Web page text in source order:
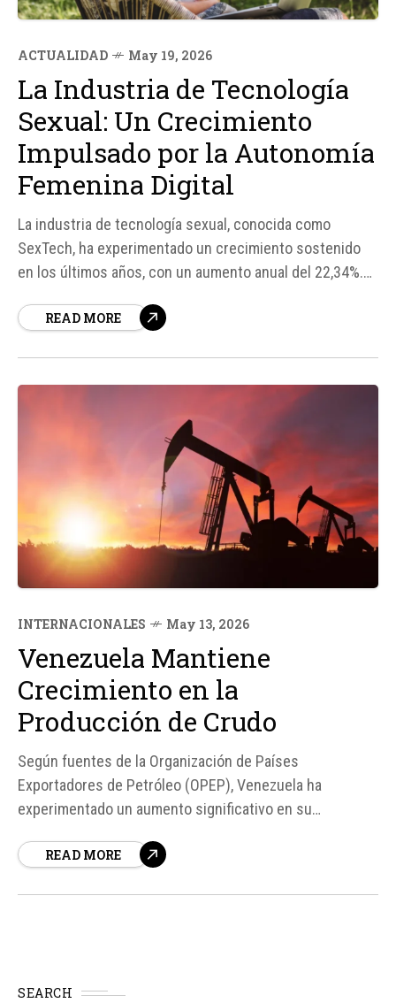
ACTUALIDAD May 19, 2026
La Industria de Tecnología
Sexual: Un Crecimiento
Impulsado por la Autonomía
Femenina Digital
La industria de tecnología sexual, conocida como
SexTech, ha experimentado un crecimiento sostenido
en los últimos años, con un aumento anual del 22,34%.
culturales en la percepción de la intimidad y la
READ MORE
INTERNACIONALES May 13, 2026
Venezuela Mantiene
Crecimiento en la
Producción de Crudo
Según fuentes de la Organización de Países
Exportadores de Petróleo (OPEP), Venezuela ha
experimentado un aumento significativo en su
desde enero. Esto se traduce en una producción diaria
READ MORE
SEARCH